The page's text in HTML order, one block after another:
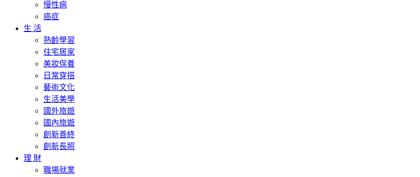
慢性病
癌症
生 活
熟齡學習
住宅居家
美妝保養
日常穿搭
藝術文化
生活美學
國外旅遊
國內旅遊
創新善終
創新長照
理 財
職場就業